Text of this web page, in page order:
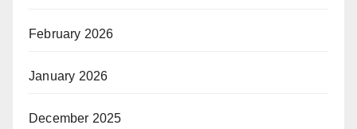
February 2026
January 2026
December 2025